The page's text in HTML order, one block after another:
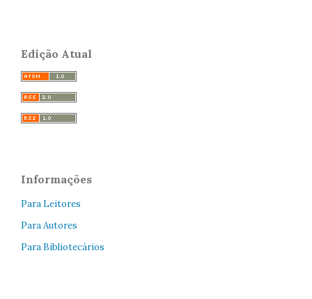
Edição Atual
Informações
Para Leitores
Para Autores
Para Bibliotecários